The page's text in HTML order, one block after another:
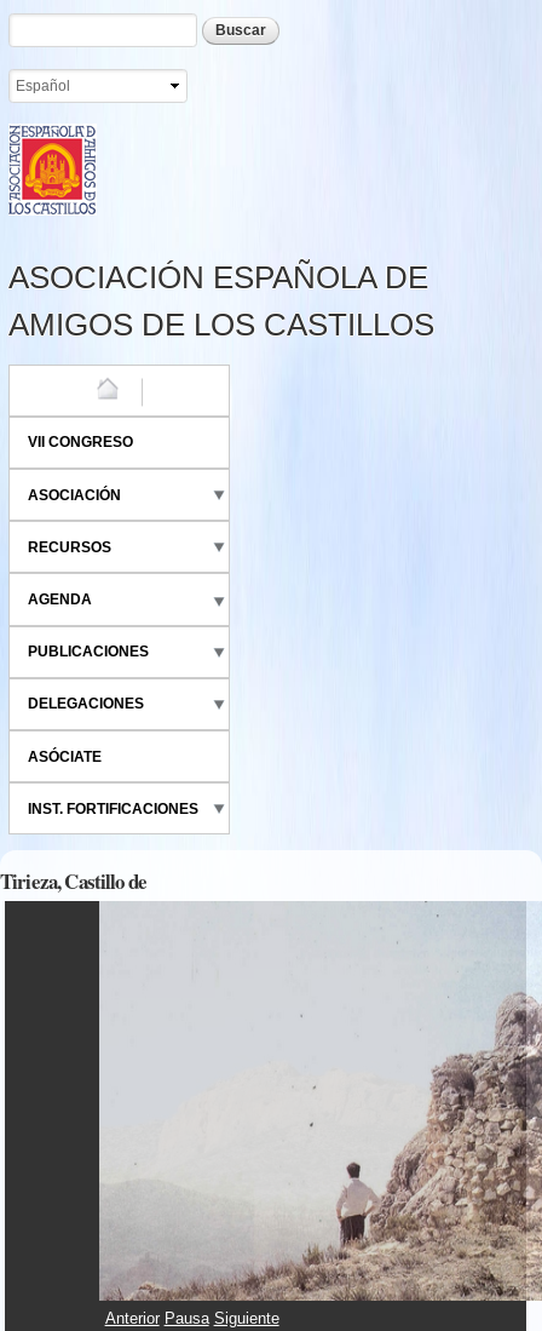
Pasar al
contenido
Formulario de búsqueda
Buscar
ASOCIACIÓN ESPAÑOLA DE
AMIGOS DE LOS CASTILLOS
VII CONGRESO
ASOCIACIÓN
RECURSOS
AGENDA
PUBLICACIONES
DELEGACIONES
ASÓCIATE
INST. FORTIFICACIONES
Tirieza, Castillo de
Anterior Pausa Siguiente